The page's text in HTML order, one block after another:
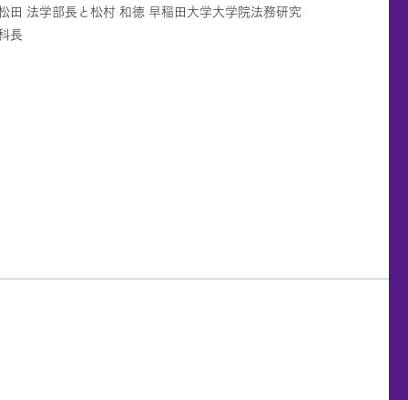
田 法学部長と松村 和徳 早稲田大学大学院法務研究
長